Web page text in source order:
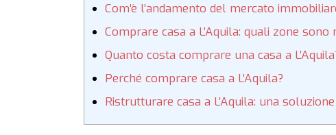
Com’è l’andamento del mercato
Comprare casa a L’Aquila: quali zone sono
Quanto costa comprare una casa a
Perché comprare casa a L’Aquila?
Ristrutturare casa a L’Aquila: una